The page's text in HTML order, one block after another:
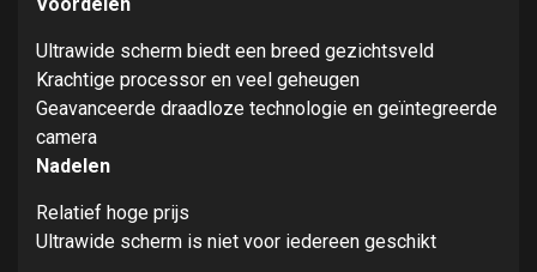
Ultrawide scherm biedt een breed gezichtsveld
Krachtige processor en veel geheugen
Geavanceerde draadloze technologie en geïntegreerde
camera
Nadelen
Relatief hoge prijs
Ultrawide scherm is niet voor iedereen geschikt